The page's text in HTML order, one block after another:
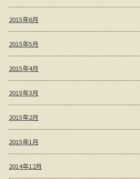
2015年6月
2015年5月
2015年4月
2015年3月
2015年2月
2015年1月
2014年12月